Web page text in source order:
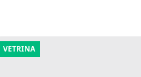
VETRINA